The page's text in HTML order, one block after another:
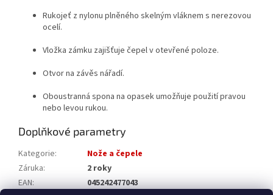
Rukojeť z nylonu plněného skelným vláknem s nerezovou
ocelí.
Vložka zámku zajišťuje čepel v otevřené poloze.
Otvor na závěs nářadí.
Oboustranná spona na opasek umožňuje použití pravou
nebo levou rukou.
Doplňkové parametry
Kategorie:
Nože a čepele
Záruka:
2 roky
EAN:
045242477043